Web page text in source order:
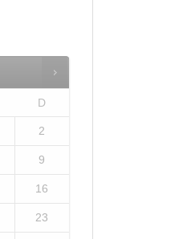
D
2
9
16
23